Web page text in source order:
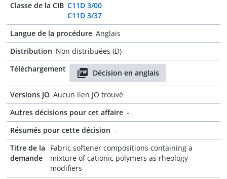
Classe de la CIB C11D 3/00
C11D 3/37
Langue de la procédure Anglais
Distribution Non distribuées (D)
Téléchargement
Décision en anglais
Versions JO Aucun lien JO trouvé
Autres décisions pour cet affaire -
Résumés pour cette décision -
Titre de la
demande
Fabric softener compositions containing a
mixture of cationic polymers as rheology
modifiers